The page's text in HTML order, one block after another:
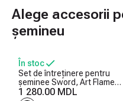
Alege accesorii
șemineu
În stoc
Set de întreținere pentru
șeminee Sword, Art Flame,
750x250x250 mm
1 280.00 MDL